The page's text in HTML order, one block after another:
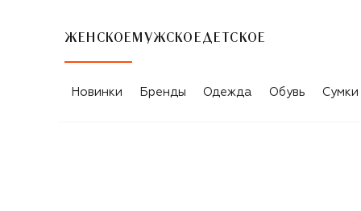
ЖЕНСКОЕ МУЖСКОЕ ДЕТСКОЕ
Новинки Бренды Одежда Обувь Сумки